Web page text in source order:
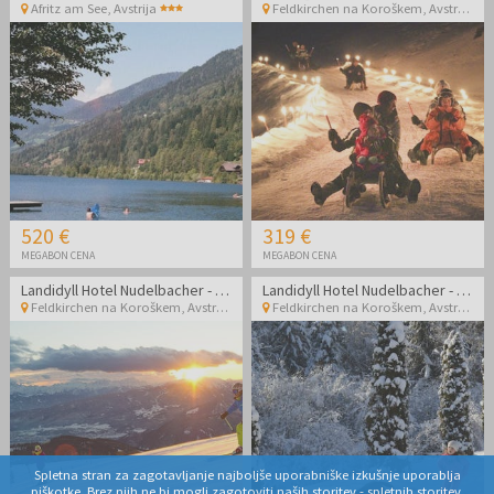
Afritz am See, Avstrija
520 €
MEGABON CENA
Feldkirchen na Koroškem ,Avstrija
319 €
MEGABON CENA
Landidyll Hotel Nudelbacher - Zimski oddih na Koroškem
Feldkirchen na Koroškem, Avstrija
Landidyll Hotel Nudelbacher - Zimski oddih na Koroškem
Feldkirchen na Koroškem,Avstrija
Spletna stran za zagotavljanje najboljše uporabniške izkušnje uporablja